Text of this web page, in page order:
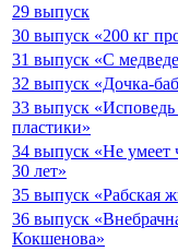
29 выпуск
30 выпуск «200 кг
31 выпуск «С
32 выпуск «Дочка-
33 выпуск
пластики»
34 выпуск «Не умеет
30 лет»
35 выпуск «Рабская
36 выпуск
Кокшенова»